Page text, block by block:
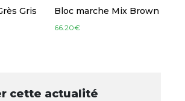
Gris Bloc marche Mix Brown
66.20€
cette actualité